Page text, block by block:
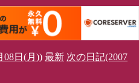
08日(月)) 最新 次の日記(2007